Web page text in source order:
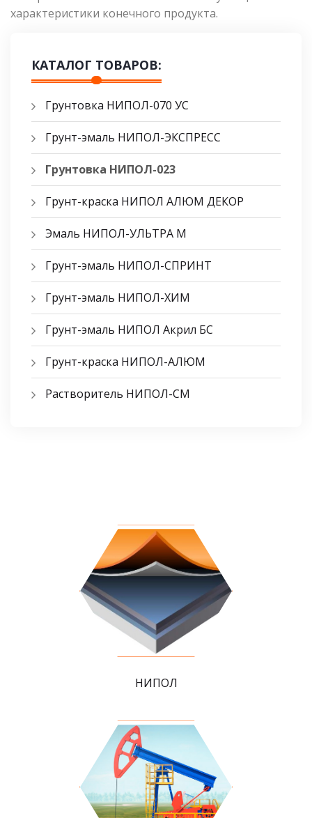
характеристики конечного продукта.
КАТАЛОГ ТОВАРОВ:
Грунтовка НИПОЛ-070 УС
Грунт-эмаль НИПОЛ-ЭКСПРЕСС
Грунтовка НИПОЛ-023
Грунт-краска НИПОЛ АЛЮМ ДЕКОР
Эмаль НИПОЛ-УЛЬТРА М
Грунт-эмаль НИПОЛ-СПРИНТ
Грунт-эмаль НИПОЛ-ХИМ
Грунт-эмаль НИПОЛ Акрил БС
Грунт-краска НИПОЛ-АЛЮМ
Растворитель НИПОЛ-СМ
НИПОЛ